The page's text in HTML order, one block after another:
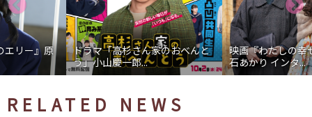
ドラマ「高杉さん家のおべんと
う」小山慶一郎...
映画『わたしの幸せな結婚』髙
石あかり インタ...
RELATED NEWS